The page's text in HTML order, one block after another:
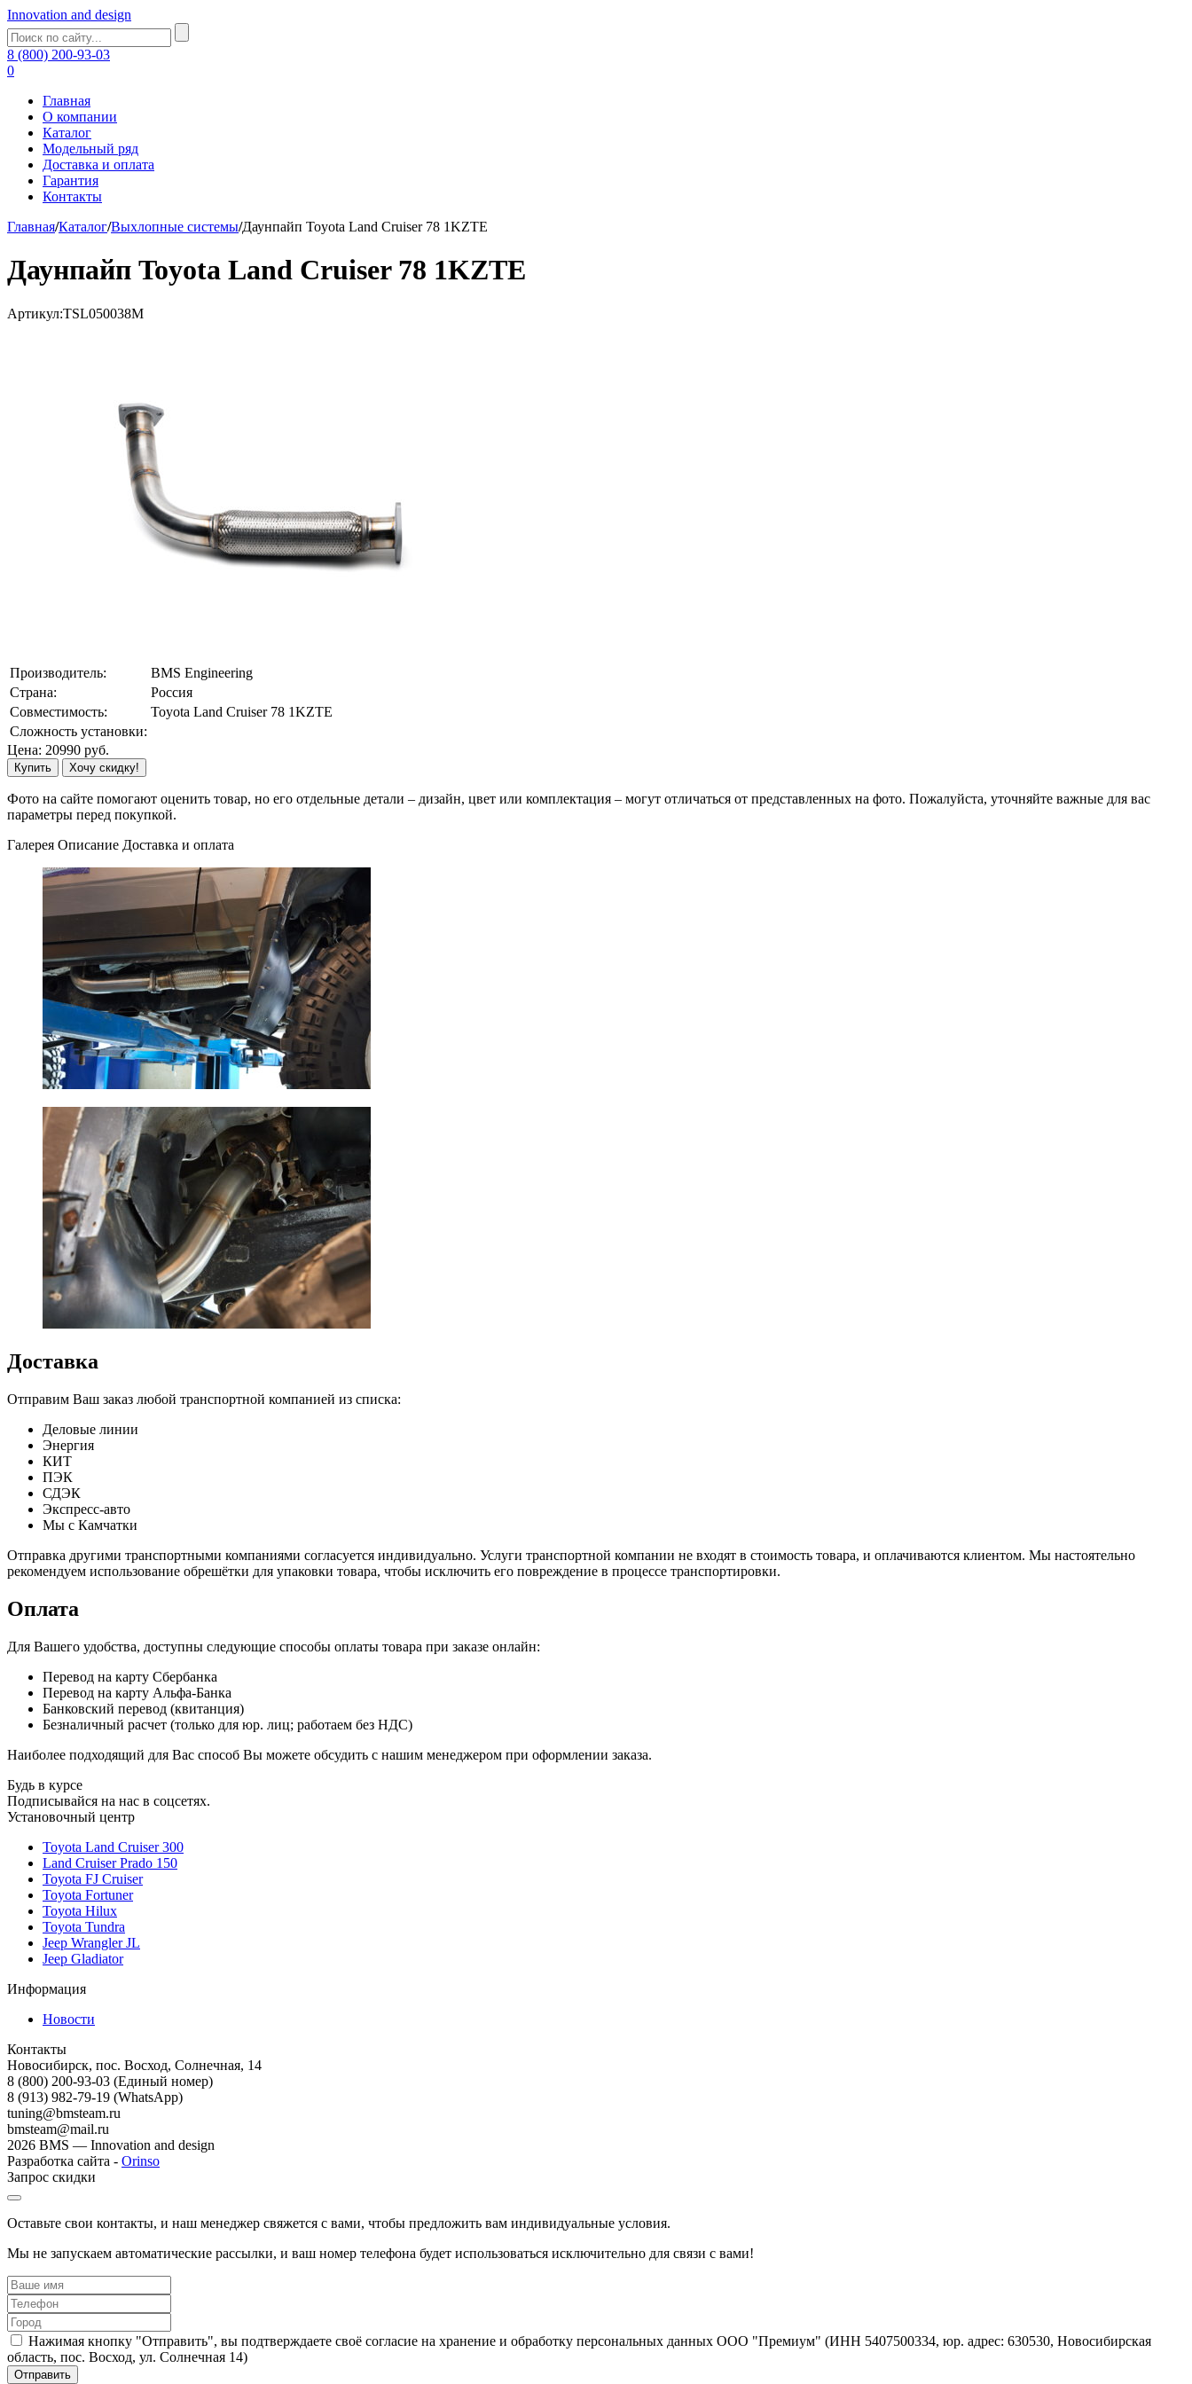
Innovation and design
8 (800) 200-93-03
0
Главная
О компании
Каталог
Модельный ряд
Доставка и оплата
Гарантия
Контакты
Главная/Каталог/Выхлопные системы/Даунпайп Toyota Land Cruiser 78 1KZTE
Даунпайп Toyota Land Cruiser 78 1KZTE
Артикул:TSL050038M
Производитель:
BMS Engineering
Страна:
Россия
Совместимость:
Toyota Land Cruiser 78 1KZTE
Сложность установки:
Цена: 20990 руб.
Купить Хочу скидку!
Фото на сайте помогают оценить товар, но его отдельные детали – дизайн, цвет или комплектация – могут отличаться от представленных на фото. Пожалуйста, уточняйте важные для вас
параметры перед покупкой.
Галерея Описание Доставка и оплата
Доставка
Отправим Ваш заказ любой транспортной компанией из списка:
Деловые линии
Энергия
КИТ
ПЭК
СДЭК
Экспресс-авто
Мы с Камчатки
Отправка другими транспортными компаниями согласуется индивидуально. Услуги транспортной компании не входят в стоимость товара, и оплачиваются клиентом. Мы настоятельно
рекомендуем использование обрешётки для упаковки товара, чтобы исключить его повреждение в процессе транспортировки.
Оплата
Для Вашего удобства, доступны следующие способы оплаты товара при заказе онлайн:
Перевод на карту Сбербанка
Перевод на карту Альфа-Банка
Банковский перевод (квитанция)
Безналичный расчет (только для юр. лиц; работаем без НДС)
Наиболее подходящий для Вас способ Вы можете обсудить с нашим менеджером при оформлении заказа.
Будь в курсе
Подписывайся на нас в соцсетях.
Установочный центр
Toyota Land Cruiser 300
Land Cruiser Prado 150
Toyota FJ Cruiser
Toyota Fortuner
Toyota Hilux
Toyota Tundra
Jeep Wrangler JL
Jeep Gladiator
Информация
Новости
Контакты
Новосибирск, пос. Восход, Солнечная, 14
8 (800) 200-93-03 (Единый номер)
8 (913) 982-79-19 (WhatsApp)
tuning@bmsteam.ru
bmsteam@mail.ru
2026 BMS — Innovation and design
Разработка сайта - Orinso
Запрос скидки
Оставьте свои контакты, и наш менеджер свяжется с вами, чтобы предложить вам индивидуальные условия.
Мы не запускаем автоматические рассылки, и ваш номер телефона будет использоваться исключительно для связи с вами!
Нажимая кнопку "Отправить", вы подтверждаете своё согласие на хранение и обработку персональных данных ООО "Премиум" (ИНН 5407500334, юр. адрес: 630530, Новосибирская
область, пос. Восход, ул. Солнечная 14)